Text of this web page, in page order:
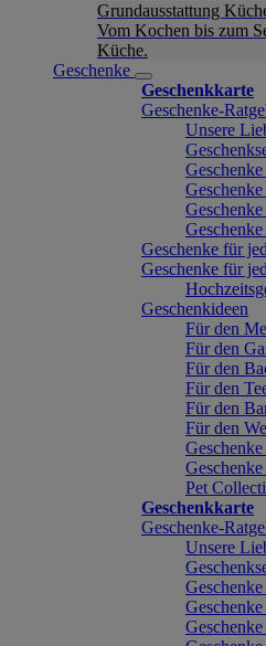
Grundausstattung
Vom Kochen bis zum
Küche.
Geschenke
Geschenkkarte
Geschenke-
Unsere
Geschenke für
Geschenke für
Geschenkideen
Für den
Für den
Für den
Für den
Für den
Für den
Pet
Geschenkkarte
Geschenke-
Unsere